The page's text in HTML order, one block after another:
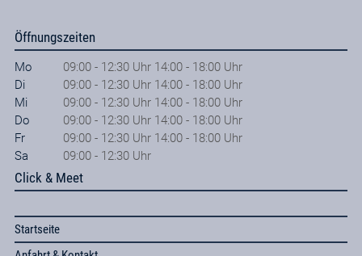
Öffnungszeiten
Mo
09:00 - 12:30 Uhr 14:00 - 18:00 Uhr
Di
09:00 - 12:30 Uhr 14:00 - 18:00 Uhr
Mi
09:00 - 12:30 Uhr 14:00 - 18:00 Uhr
Do
09:00 - 12:30 Uhr 14:00 - 18:00 Uhr
Fr
09:00 - 12:30 Uhr 14:00 - 18:00 Uhr
Sa
09:00 - 12:30 Uhr
Click & Meet
Startseite